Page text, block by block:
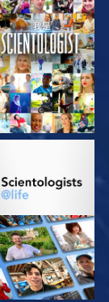
觀看
探索系列節目